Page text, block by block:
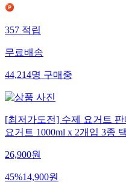
357 적립
무료배송
44,214명 구매중
[최저가도전] 수제 요거트
요거트 1000ml x 2개입 3종
26,900원
45%14,900원